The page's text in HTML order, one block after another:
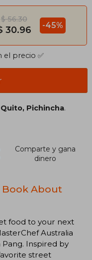
$ 56.30
30.96 -45%
el precio ✅
Quito, Pichincha.
Comparte y gana
dinero
Book About
food to your next
Australia
Inspired by
street